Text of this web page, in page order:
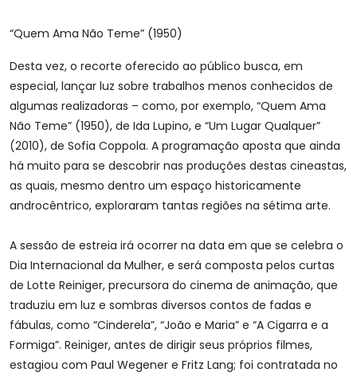
“Quem Ama Não Teme” (1950)
Desta vez, o recorte oferecido ao público busca, em
especial, lançar luz sobre trabalhos menos conhecidos de
algumas realizadoras – como, por exemplo, “Quem Ama
Não Teme” (1950), de Ida Lupino, e “Um Lugar Qualquer”
(2010), de Sofia Coppola. A programação aposta que ainda
há muito para se descobrir nas produções destas cineastas,
as quais, mesmo dentro um espaço historicamente
androcêntrico, exploraram tantas regiões na sétima arte.
A sessão de estreia irá ocorrer na data em que se celebra o
Dia Internacional da Mulher, e será composta pelos curtas
de Lotte Reiniger, precursora do cinema de animação, que
traduziu em luz e sombras diversos contos de fadas e
fábulas, como “Cinderela”, “João e Maria” e “A Cigarra e a
Formiga”. Reiniger, antes de dirigir seus próprios filmes,
estagiou com Paul Wegener e Fritz Lang; foi contratada no